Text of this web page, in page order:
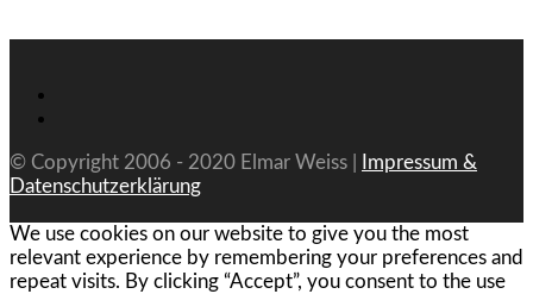
© Copyright 2006 - 2020 Elmar Weiss |
Impressum &
Datenschutzerklärung
We use cookies on our website to give you the most
relevant experience by remembering your preferences and
repeat visits. By clicking “Accept”, you consent to the use